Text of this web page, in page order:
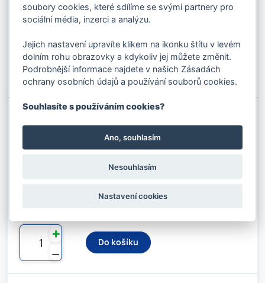
Nosnost: 3 / 2,12 t
1 735.14 Kč s DPH / KS
⚊
✚
Do košíku
VÁZACÍ OCELOVÉ LANO DVOJHÁK PR.
14MM X 4M DLE EN
Kód produktu: 03814400
1 881.55 Kč s DPH / KS
⚊
✚
Do košíku
soubory cookies, které sdílíme se svými partnery pro
sociální média, inzerci a analýzu.
Jejich nastavení upravíte klikem na ikonku štítu v levém
dolním rohu obrazovky a kdykoliv jej můžete změnit.
Podrobnější informace najdete v našich Zásadách
ochrany osobních údajů a používání souborů cookies.
Souhlasíte s používáním cookies?
Ano, souhlasím
Nesouhlasím
Nastavení cookies